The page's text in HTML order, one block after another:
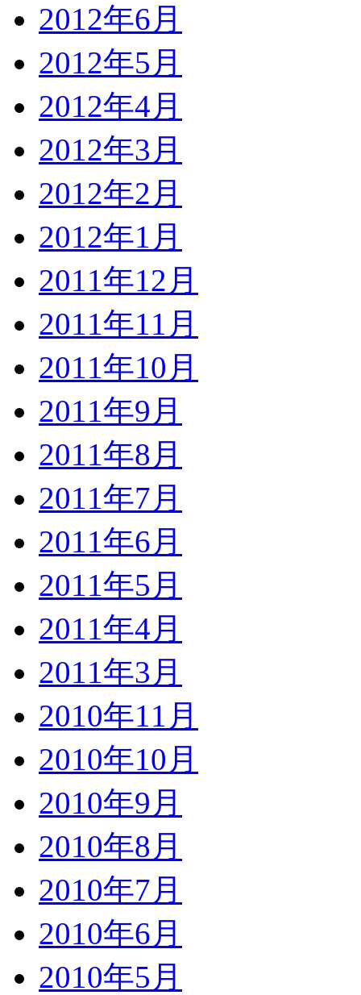
2012年6月
2012年5月
2012年4月
2012年3月
2012年2月
2012年1月
2011年12月
2011年11月
2011年10月
2011年9月
2011年8月
2011年7月
2011年6月
2011年5月
2011年4月
2011年3月
2010年11月
2010年10月
2010年9月
2010年8月
2010年7月
2010年6月
2010年5月